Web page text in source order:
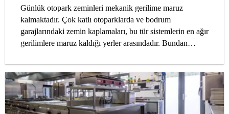
Günlük otopark zeminleri mekanik gerilime maruz
kalmaktadır. Çok katlı otoparklarda ve bodrum
garajlarındaki zemin kaplamaları, bu tür sistemlerin en ağır
gerilimlere maruz kaldığı yerler arasındadır. Bundan
sahip kaplamalara ihtiyaç duyar. Bu makalede, kapalı
otoparkların zemin kaplamalarındaki aşınma direncini
ölçmek için geliştirdiğimiz otopark aşındırma testimiz
hakkında bilgiler sunacağız.